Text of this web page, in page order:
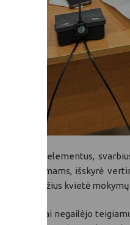
elementus,
klausimams, išskyrė
pavyzdžius kvietė
jų dalyviai negailėjo